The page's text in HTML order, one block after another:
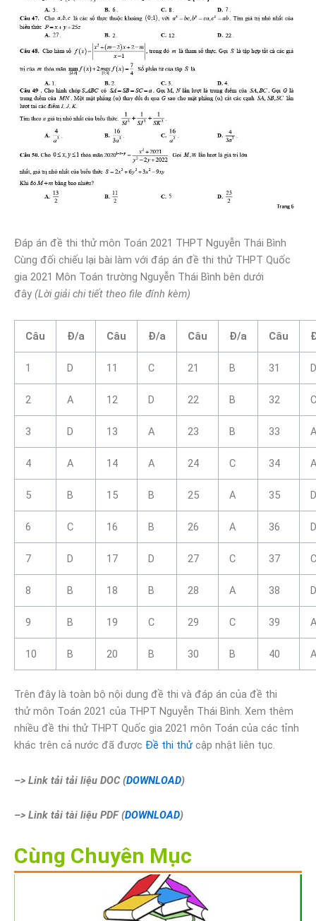
Đáp án đề thi thử môn Toán 2021 THPT Nguyễn Thái Bình
Cùng đối chiếu lại bài làm với đáp án đề thi thử THPT Quốc
gia 2021 Môn Toán trường Nguyễn Thái Bình bên dưới
đây (Lời giải chi tiết theo file đính kèm)
Câu Đ/a Câu Đ/a Câu Đ/a Câu
1 D 11 C 21 B 31 D
2 A 12 D 22 B 32 C
3 D 13 A 23 B 33
4 A 14 A 24 C 34
5 B 15 B 25 A 35 D
6 C 16 B 26 A 36 D
7 D 17 D 27 C 37 C
8 B 18 B 28 A 38 D
9 B 19 C 29 C 39
10 B 20 B 30 B 40
Trên đây là toàn bộ nội dung đề thi và đáp án của đề thi
thử môn Toán 2021 của THPT Nguyễn Thái Bình. Xem thêm
nhiều đề thi thử THPT Quốc gia 2021 môn Toán của các tỉnh
khác trên cả nước đã được Đề thi thử cập nhật liên tục.
–> Link tải tải liệu DOC (DOWNLOAD)
–> Link tải tài liệu PDF (DOWNLOAD)
Cùng Chuyên Mục